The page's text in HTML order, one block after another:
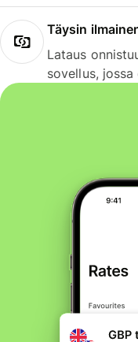
Täysin
Lataus
sovellus,